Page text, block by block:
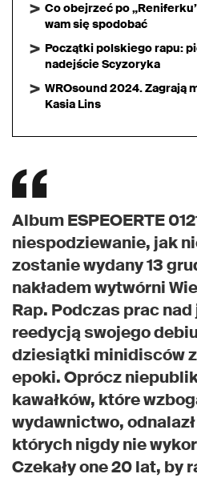
Co obejrzeć po
wam się spodobać
Początki polskiego rapu:
nadejście Scyzoryka
WROsound 2024. Zagrają
Kasia Lins
Album ESPEOERTE
niespodziewanie, jak
zostanie wydany 13
nakładem wytwórni
Rap. Podczas prac
reedycją swojego
dziesiątki minidisców
epoki. Oprócz
kawałków, które
wydawnictwo,
których nigdy nie
Czekały one 20 lat, by